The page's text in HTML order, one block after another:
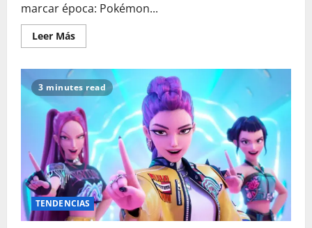
marcar época: Pokémon...
Leer MásLeer
más
Pokémon
TCG:
Mega
Evolución
–
La
nueva
colección
que
revoluciona
el
juego
y
el
coleccionismo
3 minutes read
TENDENCIAS